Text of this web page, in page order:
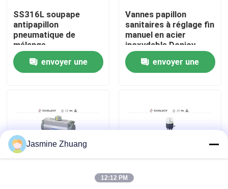
Visite de l'usine
Contrôle de la qualité
Nouvelles
Demandez un devis
Soupape à diaphragme sanitaire
SS316L soupape
antipapillon
pneumatique de
mélange
envoyer une
Vannes papillon
sanitaires à réglage fin
manuel en acier
inoxydable Donjoy
envoyer une
Jasmine Zhuang
12:12 PM